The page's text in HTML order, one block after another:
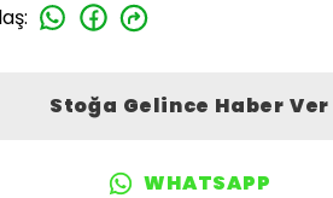
:
Stoğa Gelince Haber Ver
WHATSAPP